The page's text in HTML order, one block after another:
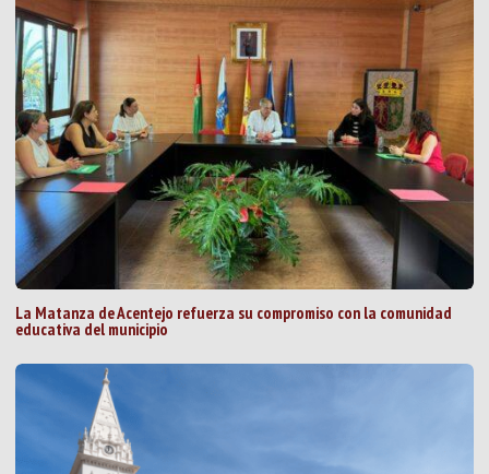
La Matanza de Acentejo refuerza su compromiso con la comunidad
educativa del municipio